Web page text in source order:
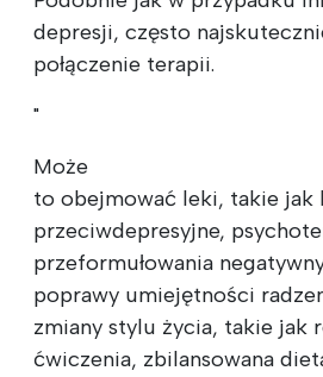
depresji, często
połączenie terapii.
"
Może
to obejmować leki, takie jak
przeciwdepresyjne,
przeformułowania
poprawy umiejętności
zmiany stylu życia, takie jak
ćwiczenia, zbilansowana